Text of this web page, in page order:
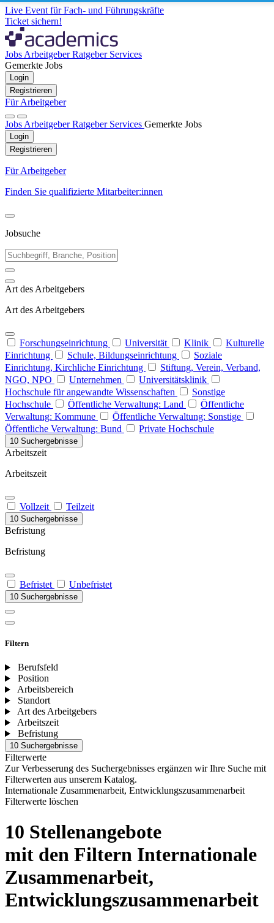
Live Event für Fach- und Führungskräfte
Ticket sichern!
Jobs ArbeitgeberRatgeber Services
Gemerkte Jobs
Login
Registrieren
Für Arbeitgeber
Jobs ArbeitgeberRatgeber Services Gemerkte Jobs
Login
Registrieren
Für Arbeitgeber
Finden Sie qualifizierte Mitarbeiter:innen
Jobsuche
Art des Arbeitgebers
Art des Arbeitgebers
Forschungseinrichtung Universität Klinik
Kulturelle
Einrichtung
Schule, Bildungseinrichtung
Soziale
Einrichtung, Kirchliche Einrichtung
Stiftung, Verein, Verband,
NGO, NPO
Unternehmen
Universitätsklinik
Hochschule für angewandte Wissenschaften
Sonstige
Hochschule
Öffentliche Verwaltung: Land
Öffentliche
Verwaltung: Kommune
Öffentliche Verwaltung: Sonstige
Öffentliche Verwaltung: Bund
Private Hochschule
10 Suchergebnisse
Arbeitszeit
Arbeitszeit
Vollzeit Teilzeit
10 Suchergebnisse
Befristung
Befristung
Befristet Unbefristet
10 Suchergebnisse
Filtern
Berufsfeld
Position
Arbeitsbereich
Standort
Art des Arbeitgebers
Arbeitszeit
Befristung
10 Suchergebnisse
Filterwerte
Zur Verbesserung des Suchergebnisses ergänzen wir Ihre Suche mit
Filterwerten aus unserem Katalog.
Internationale Zusammenarbeit, Entwicklungszusammenarbeit
Filterwerte löschen
10 Stellenangebote
mit den Filtern Internationale
Zusammenarbeit,
Entwicklungszusammenarbeit